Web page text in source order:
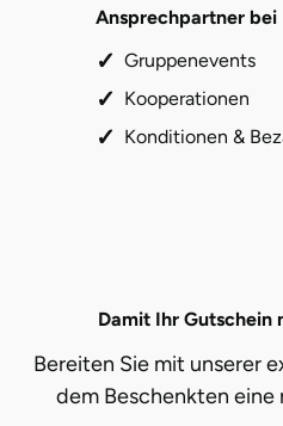
Ansprechpartner bei
Gruppenevents
Kooperationen
Konditionen &
Damit Ihr Gutschein
Bereiten Sie mit unserer
dem Beschenkten eine